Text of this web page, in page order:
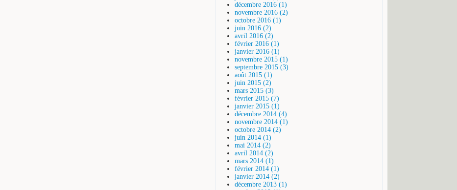
décembre 2016 (1)
novembre 2016 (2)
octobre 2016 (1)
juin 2016 (2)
avril 2016 (2)
février 2016 (1)
janvier 2016 (1)
novembre 2015 (1)
septembre 2015 (3)
août 2015 (1)
juin 2015 (2)
mars 2015 (3)
février 2015 (7)
janvier 2015 (1)
décembre 2014 (4)
novembre 2014 (1)
octobre 2014 (2)
juin 2014 (1)
mai 2014 (2)
avril 2014 (2)
mars 2014 (1)
février 2014 (1)
janvier 2014 (2)
décembre 2013 (1)